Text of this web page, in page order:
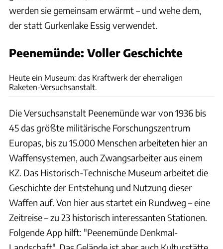
werden sie gemeinsam erwärmt – und wehe dem,
der statt Gurkenlake Essig verwendet.
Peenemünde: Voller GeschichteJoachim Negwer
Heute ein Museum: das Kraftwerk der ehemaligen
Raketen-Versuchsanstalt.
Die Versuchsanstalt Peenemünde war von 1936 bis
45 das größte militärische Forschungszentrum
Europas, bis zu 15.000 Menschen arbeiteten hier an
Waffensystemen, auch Zwangsarbeiter aus einem
KZ. Das Historisch-Technische Museum arbeitet die
Geschichte der Entstehung und Nutzung dieser
Waffen auf. Von hier aus startet ein Rundweg – eine
Zeitreise – zu 23 historisch interessanten Stationen.
Folgende App hilft: "Peenemünde Denkmal-